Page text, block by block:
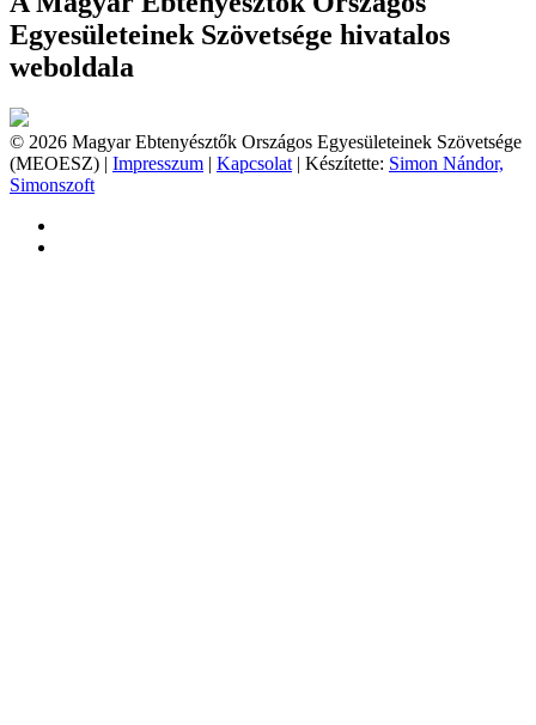
Egyesületeinek Szövetsége hivatalos
weboldala
© 2026 Magyar Ebtenyésztők Országos Egyesületeinek Szövetsége
(MEOESZ) | Impresszum | Kapcsolat | Készítette: Simon Nándor,
Simonszoft